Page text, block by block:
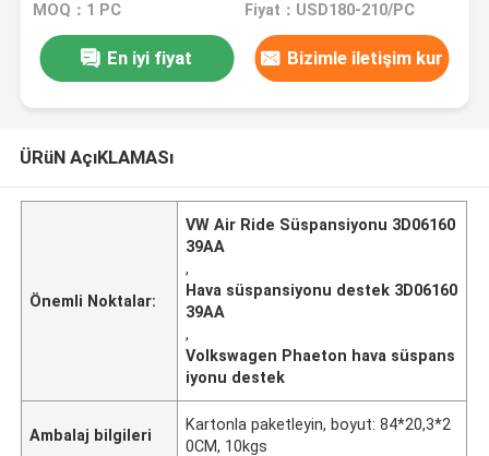
MOQ：1 PC Fiyat：USD180-210/PC
En iyi fiyat Bizimle iletişim kur
ÜRüN AçıKLAMASı
Önemli Noktalar:
VW Air Ride Süspansiyonu 3D06160
39AA
,
Hava süspansiyonu destek 3D06160
39AA
,
Volkswagen Phaeton hava süspans
iyonu destek
Ambalaj bilgileri
Kartonla paketleyin, boyut: 84*20,3*2
0CM, 10kgs